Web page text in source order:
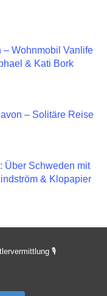
– Wohnmobil Vanlife
& Kati Bork
– Solitäre Reise
Über Schweden mit
& Klopapier
🎙️